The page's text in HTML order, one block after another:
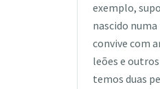
exemplo,
nascido
convive com
leões e
temos duas